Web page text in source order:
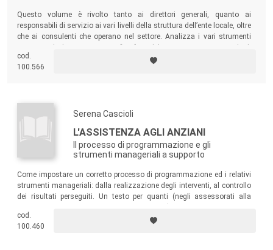
Questo volume è rivolto tanto ai direttori generali, quanto ai
responsabili di servizio ai vari livelli della struttura dell’ente locale, oltre
che ai consulenti che operano nel settore. Analizza i vari strumenti
supportare con efficacia il processo decisionale dell’ente locale.
cod.
100.566
Serena Cascioli
L'ASSISTENZA AGLI ANZIANI
Il processo di programmazione e gli
strumenti manageriali a supporto
Come impostare un corretto processo di programmazione ed i relativi
strumenti manageriali: dalla realizzazione degli interventi, al controllo
dei risultati perseguiti. Un testo per quanti (negli assessorati alla
per l'assistenza sanitaria agli anziani.
cod.
100.460